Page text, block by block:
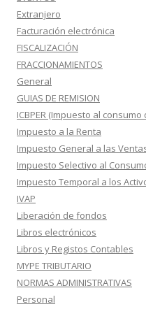
Extranjero
Facturación electrónica
FISCALIZACIÓN
FRACCIONAMIENTOS
General
GUIAS DE REMISION
ICBPER (Impuesto al
Impuesto a la Renta
Impuesto General a las
Impuesto Selectivo al
Impuesto Temporal a los
IVAP
Liberación de fondos
Libros electrónicos
Libros y Registos Contables
MYPE TRIBUTARIO
NORMAS ADMINISTRATIVAS
Personal